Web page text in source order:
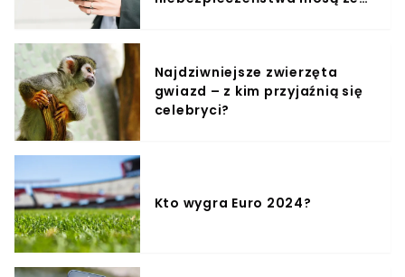
Najdziwniejsze zwierzęta
gwiazd – z kim przyjaźnią się
celebryci?
Kto wygra Euro 2024?